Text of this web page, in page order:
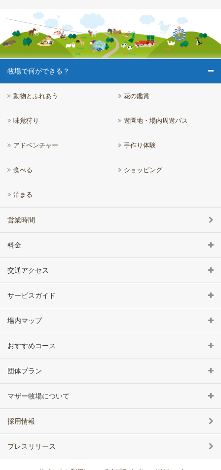
牧場で何ができる？
動物とふれあう 花の鑑賞
味覚狩り 遊園地・場内周遊バス
アドベンチャー 手作り体験
食べる ショッピング
泊まる
営業時間
料金
交通アクセス
サービスガイド
場内マップ
おすすめコース
団体プラン
マザー牧場について
採用情報
プレスリリース